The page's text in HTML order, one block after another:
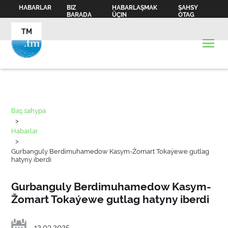
HABARLAR
BIZ
BARADA
HABARLAŞMAK
ÜÇIN
ŞAHSY
OTAG
TM
Baş sahypa
>
Habarlar
>
Gurbanguly Berdimuhamedow Kasym-Žomart Tokaýewe gutlag
hatyny iberdi
Gurbanguly Berdimuhamedow Kasym-
Žomart Tokaýewe gutlag hatyny iberdi